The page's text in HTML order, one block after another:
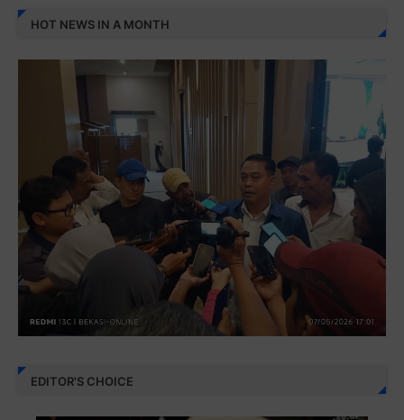
HOT NEWS IN A MONTH
EDITOR'S CHOICE